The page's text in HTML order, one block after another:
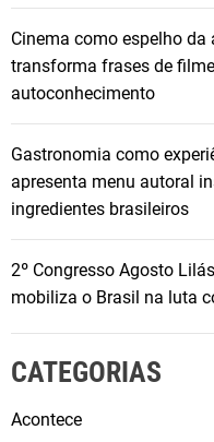
Cinema como espelho
transforma frases de
autoconhecimento
Gastronomia como
apresenta menu autoral
ingredientes brasileiros
2º Congresso Agosto
mobiliza o Brasil na luta
CATEGORIAS
Acontece